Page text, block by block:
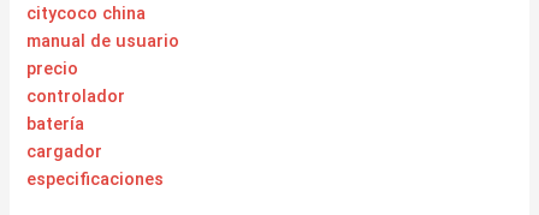
citycoco china
manual de usuario
precio
controlador
batería
cargador
especificaciones